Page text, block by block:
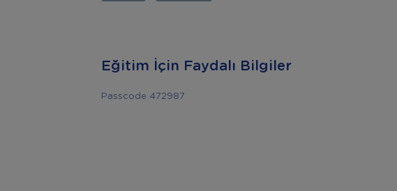
Eğitim İçin Faydalı Bilgiler
Passcode 472987